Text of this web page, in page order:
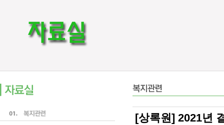
[상록원] 2021년